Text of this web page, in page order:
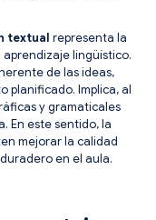
textual representa la
lingüístico.
de las ideas,
planificado. Implica, al
y gramaticales
En este sentido, la
mejorar la calidad
en el aula.